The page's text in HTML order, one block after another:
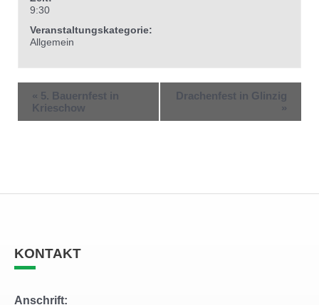
9:30
Veranstaltungskategorie:
Allgemein
« 5. Bauernfest in
Krieschow
Drachenfest in Glinzig
»
KONTAKT
Anschrift: